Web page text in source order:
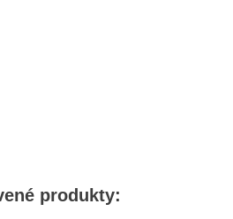
produkty: